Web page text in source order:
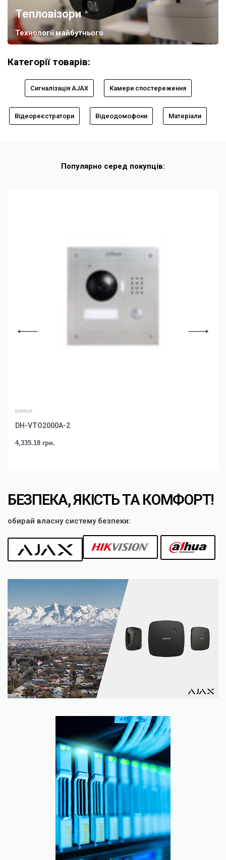
Тепловізори
Технології майбутнього
Категорії товарів:
Сигналізація AJAX Камери спостереження
Відеореєстратори Відеодомофони Матеріали
Популярно серед покупців:
DAHUA
DH-VTO2000А-2
4,335.18 грн.
БЕЗПЕКА, ЯКІСТЬ ТА КОМФОРТ!
обирай власну систему безпеки: